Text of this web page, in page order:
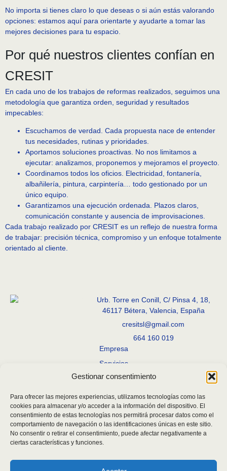
Gestionar consentimiento
Para ofrecer las mejores experiencias, utilizamos tecnologías como las
cookies para almacenar y/o acceder a la información del dispositivo. El
consentimiento de estas tecnologías nos permitirá procesar datos como el
comportamiento de navegación o las identificaciones únicas en este sitio.
No consentir o retirar el consentimiento, puede afectar negativamente a
ciertas características y funciones.
No importa si tienes claro lo que deseas o si aún estás valorando
opciones: estamos aquí para orientarte y ayudarte a tomar las
mejores decisiones para tu espacio.
Por qué nuestros clientes confían en
CRESIT
En cada uno de los trabajos de reformas realizados, seguimos una
metodología que garantiza orden, seguridad y resultados
impecables:
Escuchamos de verdad. Cada propuesta nace de entender
tus necesidades, rutinas y prioridades.
Aportamos soluciones proactivas. No nos limitamos a
ejecutar: analizamos, proponemos y mejoramos el proyecto.
Coordinamos todos los oficios. Electricidad, fontanería,
albañilería, pintura, carpintería… todo gestionado por un
único equipo.
Garantizamos una ejecución ordenada. Plazos claros,
comunicación constante y ausencia de improvisaciones.
Cada trabajo realizado por CRESIT es un reflejo de nuestra forma
de trabajar: precisión técnica, compromiso y un enfoque totalmente
orientado al cliente.
Urb. Torre en Conill, C/ Pinsa 4, 18,
46117 Bétera, Valencia, España
cresitsl@gmail.com
664 160 019
Empresa
Servicios
Proyectos
Contacto
Aviso legalPolítica de Privacidad